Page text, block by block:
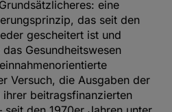
eine
das seit den
gescheitert ist und
Gesundheitswesen
Versuch, die Ausgaben der
beitragsfinanzierten